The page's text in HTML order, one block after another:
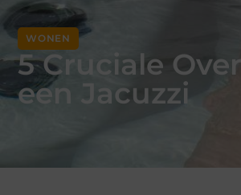
WONEN
5 Cruciale
een Jacuzzi